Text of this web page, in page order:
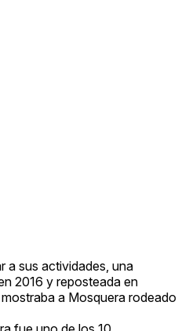
a sus actividades, una
2016 y reposteada en
a Mosquera rodeado